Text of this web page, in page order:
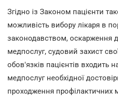
Згідно із Законом пацієнти
можливість вибору лікаря в
законодавством, оскарження
медпослуг, судовий захист
обов'язків пацієнтів входить
медпослуг необхідної
проходження профілактичних